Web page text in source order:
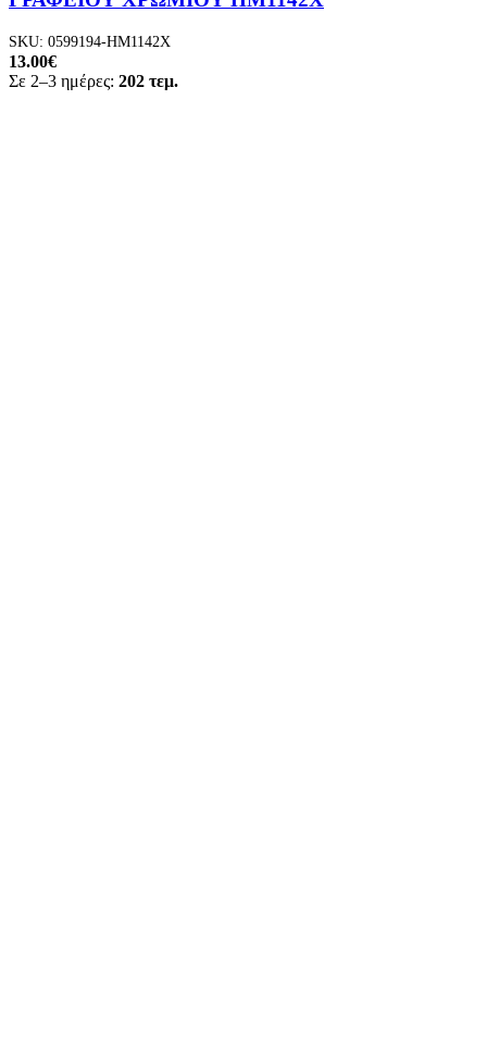
SKU: 0599194-HM1142X
13.00€
Σε 2–3 ημέρες: 202 τεμ.